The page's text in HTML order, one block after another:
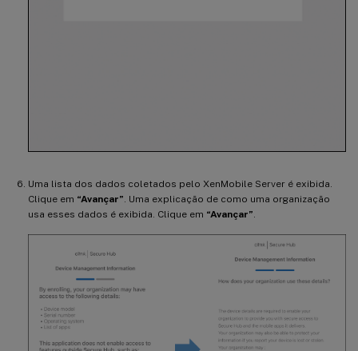
Uma lista dos dados coletados pelo XenMobile Server é exibida.
Clique em “Avançar”. Uma explicação de como uma organização
usa esses dados é exibida. Clique em “Avançar”.